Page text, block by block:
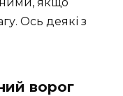
Ось деякі з
ворог